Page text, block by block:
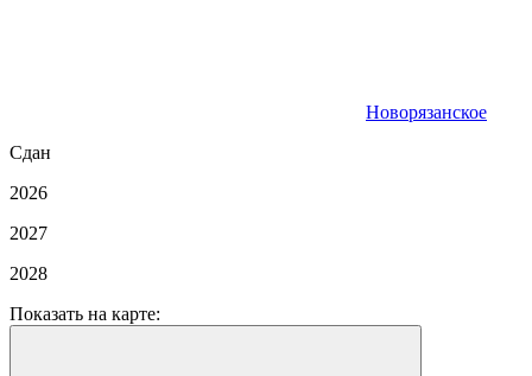
Новорязанское
Сдан
2026
2027
2028
Показать на карте: